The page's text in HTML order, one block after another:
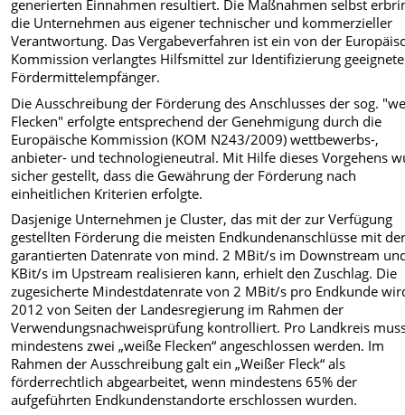
generierten Einnahmen resultiert. Die Maßnahmen selbst
die Unternehmen aus eigener technischer und kommerzieller
Verantwortung. Das Vergabeverfahren ist ein von der
Kommission verlangtes Hilfsmittel zur Identifizierung
Fördermittelempfänger.
Die Ausschreibung der Förderung des Anschlusses der sog.
Flecken" erfolgte entsprechend der Genehmigung durch die
Europäische Kommission (KOM N243/2009) wettbewerbs-,
anbieter- und technologieneutral. Mit Hilfe dieses Vorgehens
sicher gestellt, dass die Gewährung der Förderung nach
einheitlichen Kriterien erfolgte.
Dasjenige Unternehmen je Cluster, das mit der zur Verfügung
gestellten Förderung die meisten Endkundenanschlüsse mit
garantierten Datenrate von mind. 2 MBit/s im Downstream
KBit/s im Upstream realisieren kann, erhielt den Zuschlag. Die
zugesicherte Mindestdatenrate von 2 MBit/s pro Endkunde
2012 von Seiten der Landesregierung im Rahmen der
Verwendungsnachweisprüfung kontrolliert. Pro Landkreis
mindestens zwei „weiße Flecken“ angeschlossen werden. Im
Rahmen der Ausschreibung galt ein „Weißer Fleck“ als
förderrechtlich abgearbeitet, wenn mindestens 65% der
aufgeführten Endkundenstandorte erschlossen wurden.